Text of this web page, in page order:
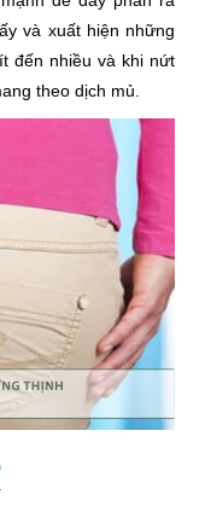
và xuất hiện những
đến nhiều và khi nứt
theo dịch mủ.